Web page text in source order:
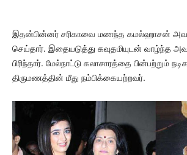
இதன்பின்னர் சரிகாவை மணந்த கமல்ஹாசன்
செய்தார். இதையடுத்து கவுதமியுடன் வாழ்ந்த
பிரிந்தார். மேல்நாட்டு கலாசாரத்தை பின்பற்றும்
திருமணத்தின் மீது நம்பிக்கையற்றவர்.